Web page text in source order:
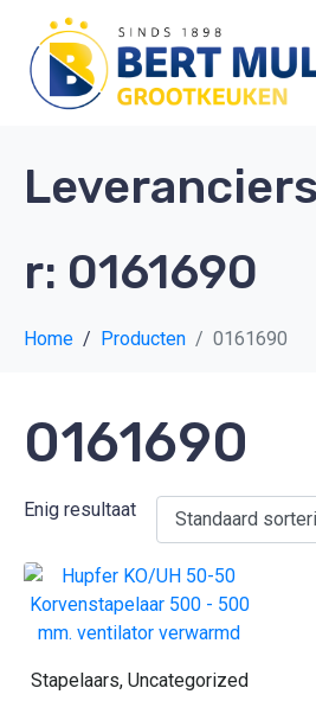
r: 0161690
Home Producten 0161690
0161690
Enig resultaat
Stapelaars, Uncategorized